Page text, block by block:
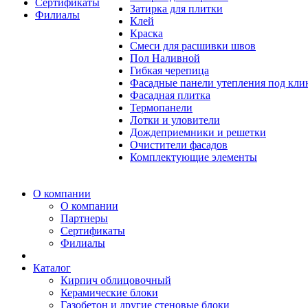
Сертификаты
Филиалы
Затирка для плитки
Клей
Краска
Смеси для расшивки швов
Пол Наливной
Гибкая черепица
Фасадные панели утепления под
Фасадная плитка
Термопанели
Лотки и уловители
Дождеприемники и решетки
Очистители фасадов
Комплектующие элементы
О компании
О компании
Партнеры
Сертификаты
Филиалы
Каталог
Кирпич облицовочный
Керамические блоки
Газобетон и другие стеновые блоки